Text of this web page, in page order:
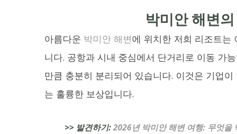
박미안 해변
아름다운 박미안 해변에 위치한 저희 리조트는
니다. 공항과 시내 중심에서 단거리로 이동 가
만큼 충분히 분리되어 있습니다. 이것은 기업
는 훌륭한 보상입니다.
>> 발견하기:2026년 박미안 해변 여행: 무엇을